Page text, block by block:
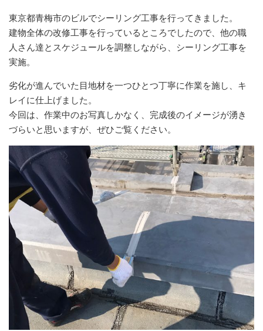
東京都青梅市のビルでシーリング工事を行ってきました。
建物全体の改修工事を行っているところでしたので、他の職
人さん達とスケジュールを調整しながら、シーリング工事を
実施。
劣化が進んでいた目地材を一つひとつ丁寧に作業を施し、キ
レイに仕上げました。
今回は、作業中のお写真しかなく、完成後のイメージが湧き
づらいと思いますが、ぜひご覧ください。